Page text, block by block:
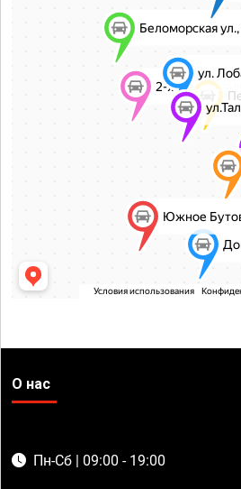
О нас
Пн-Сб | 09:00 - 19:00